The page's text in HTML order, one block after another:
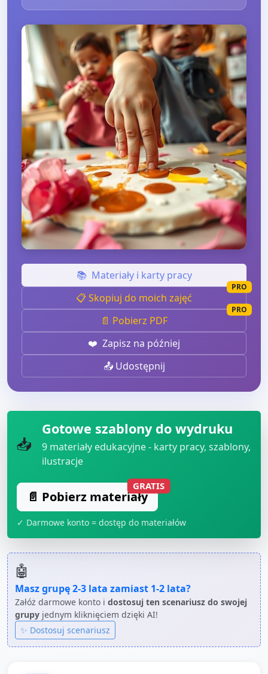
📚 Materiały i karty pracy
📋 Skopiuj do moich zajęć
PRO
📄 Pobierz PDF
PRO
❤️ Zapisz na później
📤 Udostępnij
📥
Gotowe szablony do wydruku
9 materiały edukacyjne - karty pracy, szablony,
ilustracje
📄 Pobierz materiały
GRATIS
✓ Darmowe konto = dostęp do materiałów
🤖
Masz grupę2-3 lata zamiast 1-2 lata?
Załóż darmowe konto i dostosuj ten scenariusz do swojej
grupy jednym kliknięciem dzięki AI!
✨ Dostosuj scenariusz